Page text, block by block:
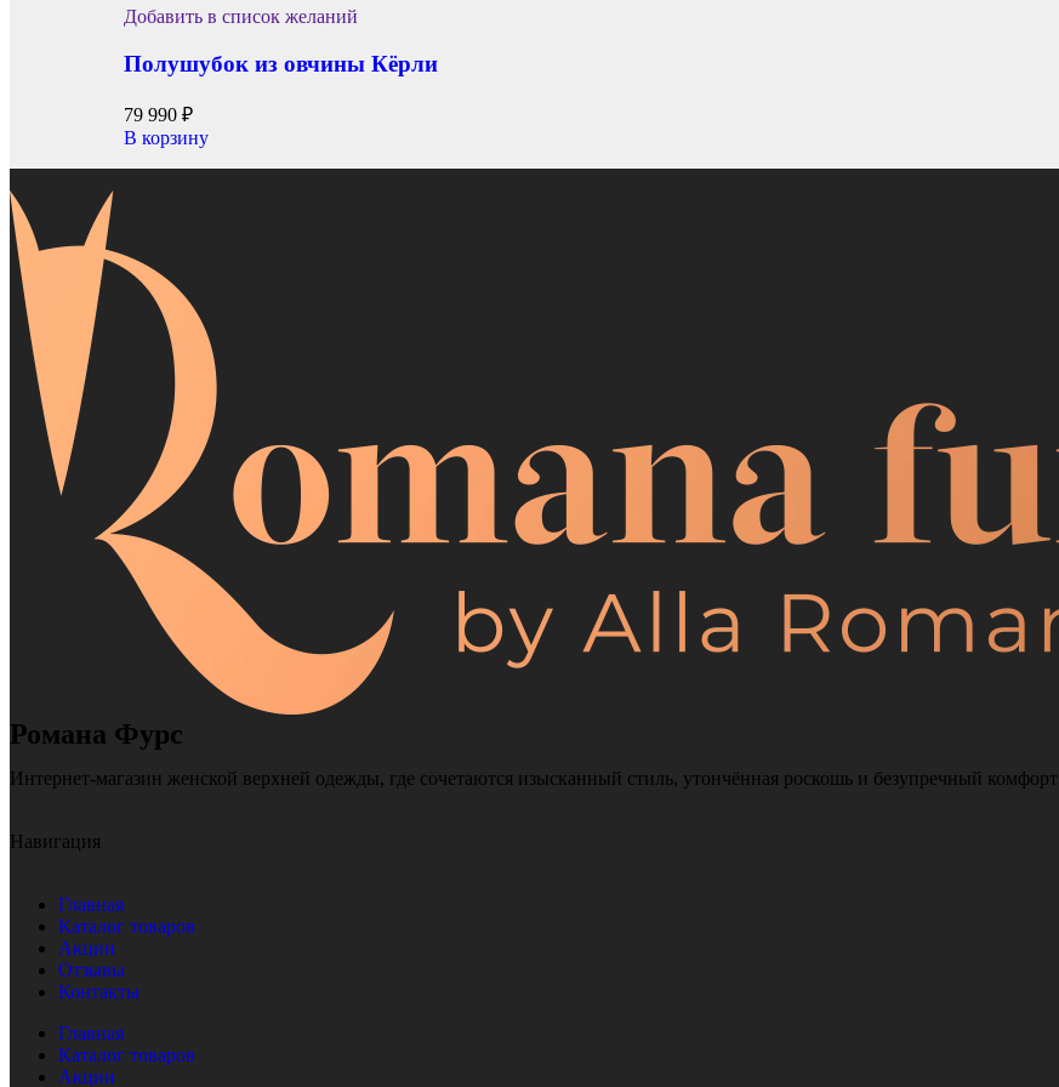
Добавить в список желаний
Полушубок из овчины Кёрли
79 990 ₽
В корзину
Романа Фурс
Интернет-магазин женской верхней одежды, где сочетаются изысканный стиль, утончённая роскошь и безупречный комфорт
Навигация
Главная
Каталог товаров
Акции
Отзывы
Контакты
Главная
Каталог товаров
Акции